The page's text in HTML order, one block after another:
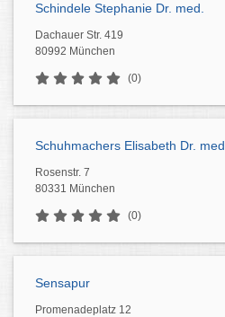
Schindele Stephanie Dr. med.
Dachauer Str. 419
80992 München
(0)
Schuhmachers Elisabeth Dr. med.
Rosenstr. 7
80331 München
(0)
Sensapur
Promenadeplatz 12